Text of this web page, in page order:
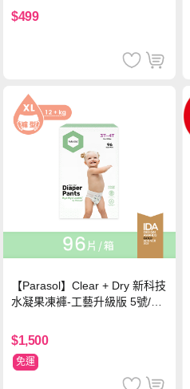
$499
【Parasol】Clear + Dry 新科技
水凝果凍褲-工藝升級版 5號/XL
$1,500
免運